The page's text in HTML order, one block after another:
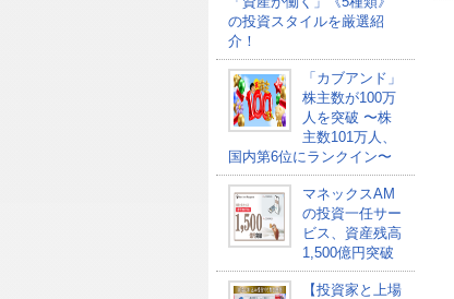
の投資スタイルを厳選紹
介！
「カブアンド」
株主数が100万
人を突破 〜株
主数101万人、
国内第6位にランクイン〜
マネックスAM
の投資一任サー
ビス、資産残高
1,500億円突破
【投資家と上場